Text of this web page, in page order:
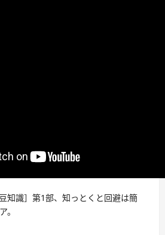
知識］第1部、知っとくと回避は簡
。